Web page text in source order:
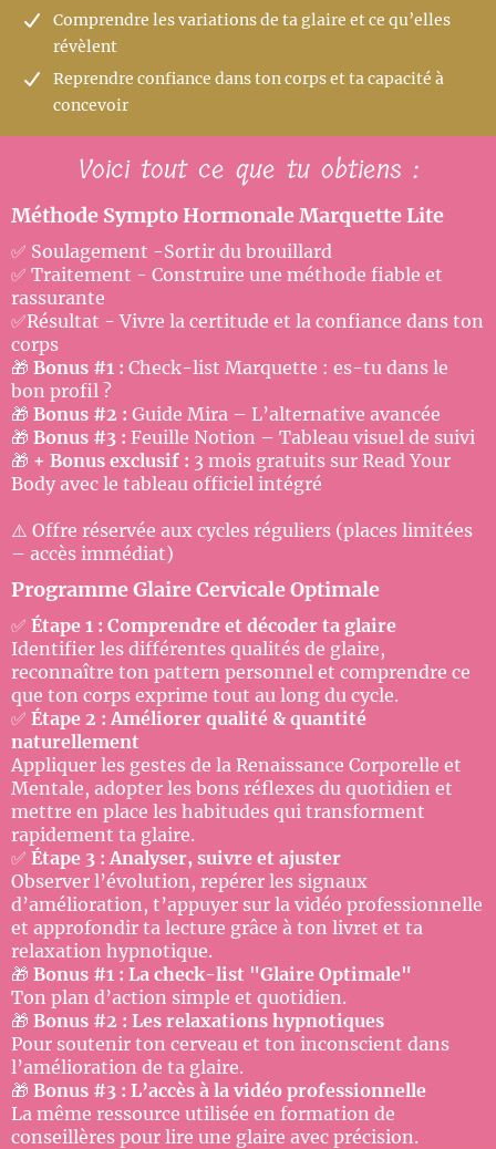
Comprendre les variations de ta glaire et ce qu’elles
révèlent
Reprendre confiance dans ton corps et ta capacité à
concevoir
Voici tout ce que tu obtiens :
Méthode Sympto Hormonale Marquette Lite
✅ Soulagement -Sortir du brouillard
✅ Traitement - Construire une méthode fiable et
rassurante
✅Résultat - Vivre la certitude et la confiance dans ton
corps
🎁 Bonus #1 : Check-list Marquette : es-tu dans le
bon profil ?
🎁 Bonus #2 : Guide Mira – L’alternative avancée
🎁 Bonus #3 : Feuille Notion – Tableau visuel de suivi
🎁 + Bonus exclusif : 3 mois gratuits sur Read Your
Body avec le tableau officiel intégré
⚠️ Offre réservée aux cycles réguliers (places limitées
– accès immédiat)
Programme Glaire Cervicale Optimale
✅ Étape 1 : Comprendre et décoder ta glaire
Identifier les différentes qualités de glaire,
reconnaître ton pattern personnel et comprendre ce
que ton corps exprime tout au long du cycle.
✅ Étape 2 : Améliorer qualité & quantité
naturellement
Appliquer les gestes de la Renaissance Corporelle et
Mentale, adopter les bons réflexes du quotidien et
mettre en place les habitudes qui transforment
rapidement ta glaire.
✅ Étape 3 : Analyser, suivre et ajuster
Observer l’évolution, repérer les signaux
d’amélioration, t’appuyer sur la vidéo professionnelle
et approfondir ta lecture grâce à ton livret et ta
relaxation hypnotique.
🎁 Bonus #1 : La check-list "Glaire Optimale"
Ton plan d’action simple et quotidien.
🎁 Bonus #2 : Les relaxations hypnotiques
Pour soutenir ton cerveau et ton inconscient dans
l’amélioration de ta glaire.
🎁 Bonus #3 : L’accès à la vidéo professionnelle
La même ressource utilisée en formation de
conseillères pour lire une glaire avec précision.